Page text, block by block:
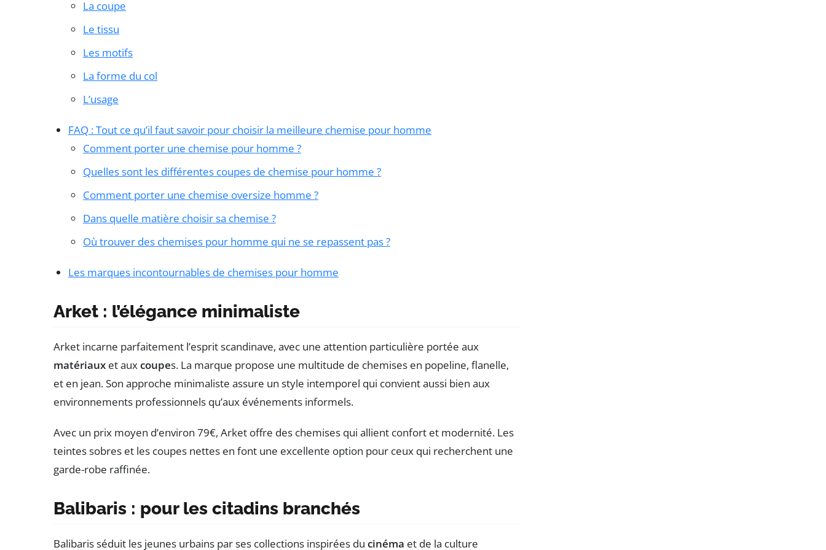
La coupe
Le tissu
Les motifs
La forme du col
L’usage
FAQ : Tout ce qu’il faut savoir pour choisir la meilleure chemise pour homme
Comment porter une chemise pour homme ?
Quelles sont les différentes coupes de chemise pour homme ?
Comment porter une chemise oversize homme ?
Dans quelle matière choisir sa chemise ?
Où trouver des chemises pour homme qui ne se repassent pas ?
Les marques incontournables de chemises pour homme
Arket : l’élégance minimaliste
Arket incarne parfaitement l’esprit scandinave, avec une attention particulière portée aux
matériaux et auxcoupes. La marque propose une multitude de chemises en popeline, flanelle,
et en jean. Son approche minimaliste assure un style intemporel qui convient aussi bien aux
environnements professionnels qu’aux événements informels.
Avec un prix moyen d’environ 79€, Arket offre des chemises qui allient confort et modernité. Les
teintes sobres et les coupes nettes en font une excellente option pour ceux qui recherchent une
garde-robe raffinée.
Balibaris : pour les citadins branchés
Balibaris séduit les jeunes urbains par ses collections inspirées du cinéma et de la culture